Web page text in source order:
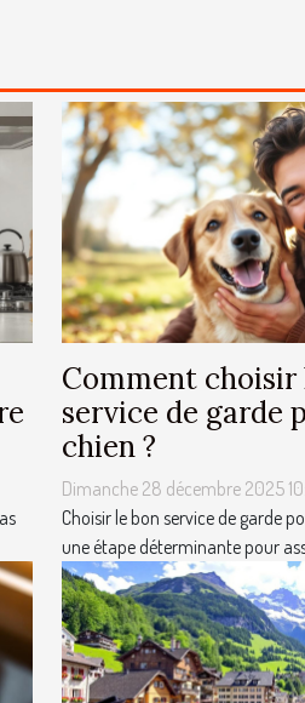
Comment choisir
service de garde
chien ?
Dimanche 28 décembre 2025
Choisir le bon service de garde
une étape déterminante pour